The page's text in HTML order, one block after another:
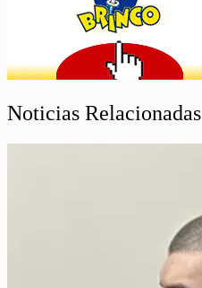
Noticias Relacionadas